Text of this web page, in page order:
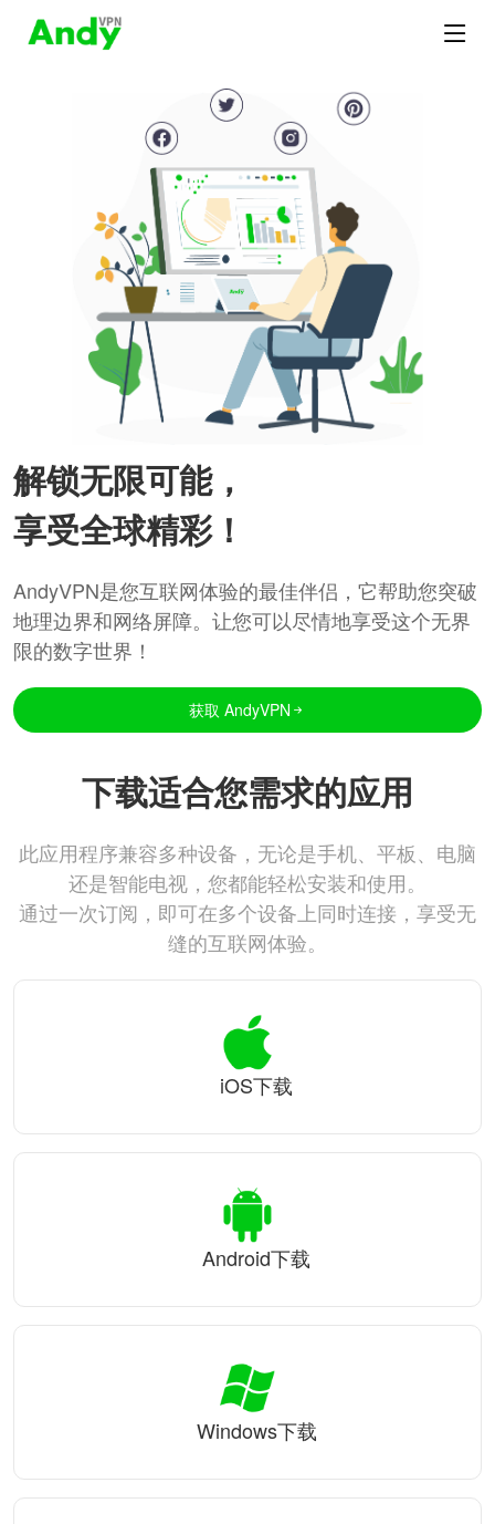
解锁无限可能，
享受全球精彩！
AndyVPN是您互联网体验的最佳伴侣，它帮助您突破
地理边界和网络屏障。让您可以尽情地享受这个无界
限的数字世界！
获取 AndyVPN
下载适合您需求的应用
此应用程序兼容多种设备，无论是手机、平板、电脑
还是智能电视，您都能轻松安装和使用。
通过一次订阅，即可在多个设备上同时连接，享受无
缝的互联网体验。
iOS下载
Android下载
Windows下载